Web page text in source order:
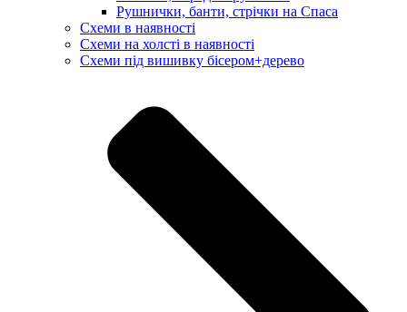
Рушнички, банти, стрічки на Спаса
Схеми в наявності
Схеми на холсті в наявності
Схеми під вишивку бісером+дерево